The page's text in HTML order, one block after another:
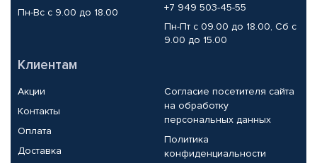
Пн-Вс с 9.00 до 18.00
+7 949 503-45-55
Пн-Пт с 09.00 до 18.00, Сб с
9.00 до 15.00
Клиентам
Акции
Контакты
Оплата
Доставка
Согласие посетителя сайта
на обработку
персональных данных
Политика
конфиденциальности